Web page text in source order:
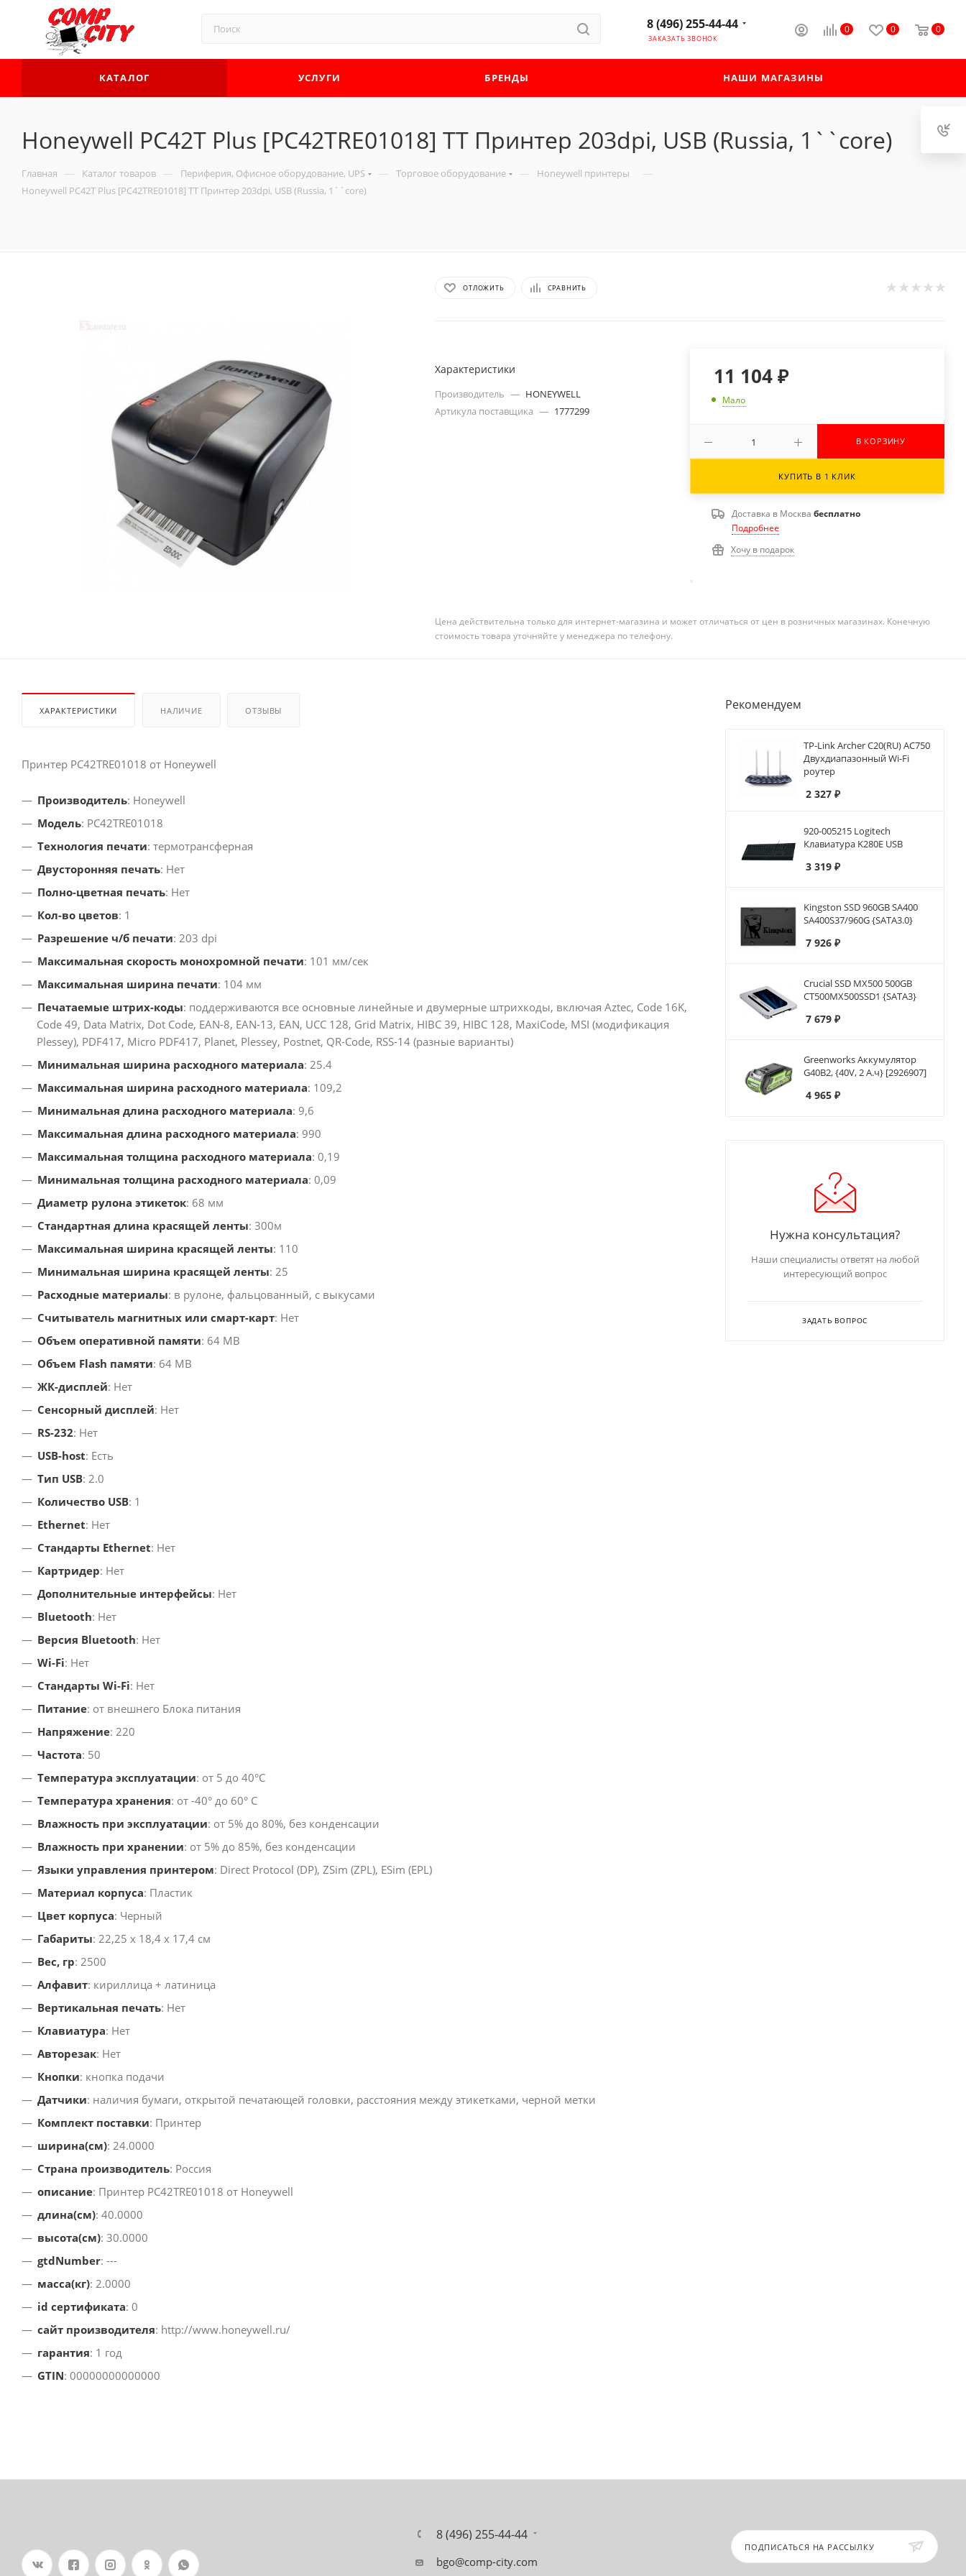
0 0 0
8 (496) 255-44-44
ЗАКАЗАТЬ ЗВОНОК
КАТАЛОГ УСЛУГИ БРЕНДЫ НАШИ МАГАЗИНЫ
Honeywell PC42T Plus [PC42TRE01018] TT Принтер 203dpi, USB (Russia, 1``core)
Главная — Каталог товаров — Периферия, Офисное оборудование, UPS — Торговое оборудование — Honeywell принтеры —
Honeywell PC42T Plus [PC42TRE01018] TT Принтер 203dpi, USB (Russia, 1``core)
ОТЛОЖИТЬ СРАВНИТЬ
Характеристики
Производитель — HONEYWELL
Артикула поставщика — 1777299
11 104₽
Мало
В КОРЗИНУ
КУПИТЬ В 1 КЛИК
Доставка в Москва бесплатно
Подробнее
Хочу в подарок
Цена действительна только для интернет-магазина и может отличаться от цен в розничных магазинах. Конечную
стоимость товара уточняйте у менеджера по телефону.
ХАРАКТЕРИСТИКИ НАЛИЧИЕ ОТЗЫВЫ
Принтер PC42TRE01018 от Honeywell
Производитель: Honeywell
Модель: PC42TRE01018
Технология печати: термотрансферная
Двусторонняя печать: Нет
Полно-цветная печать: Нет
Кол-во цветов: 1
Разрешение ч/б печати: 203 dpi
Максимальная скорость монохромной печати: 101 мм/сек
Максимальная ширина печати: 104 мм
Печатаемые штрих-коды: поддерживаются все основные линейные и двумерные штрихкоды, включая Aztec, Code 16K,
Code 49, Data Matrix, Dot Code, EAN-8, EAN-13, EAN, UCC 128, Grid Matrix, HIBC 39, HIBC 128, MaxiCode, MSI (модификация
Plessey), PDF417, Micro PDF417, Planet, Plessey, Postnet, QR-Code, RSS-14 (разные варианты)
Минимальная ширина расходного материала: 25.4
Максимальная ширина расходного материала: 109,2
Минимальная длина расходного материала: 9,6
Максимальная длина расходного материала: 990
Максимальная толщина расходного материала: 0,19
Минимальная толщина расходного материала: 0,09
Диаметр рулона этикеток: 68 мм
Стандартная длина красящей ленты: 300м
Максимальная ширина красящей ленты: 110
Минимальная ширина красящей ленты: 25
Расходные материалы: в рулоне, фальцованный, с выкусами
Считыватель магнитных или смарт-карт: Нет
Объем оперативной памяти: 64 MB
Объем Flash памяти: 64 MB
ЖК-дисплей: Нет
Сенсорный дисплей: Нет
RS-232: Нет
USB-host: Есть
Тип USB: 2.0
Количество USB: 1
Ethernet: Нет
Стандарты Ethernet: Нет
Картридер: Нет
Дополнительные интерфейсы: Нет
Bluetooth: Нет
Версия Bluetooth: Нет
Wi-Fi: Нет
Стандарты Wi-Fi: Нет
Питание: от внешнего Блока питания
Напряжение: 220
Частота: 50
Температура эксплуатации: от 5 до 40°C
Температура хранения: от -40° до 60° С
Влажность при эксплуатации: от 5% до 80%, без конденсации
Влажность при хранении: от 5% до 85%, без конденсации
Языки управления принтером: Direct Protocol (DP), ZSim (ZPL), ESim (EPL)
Материал корпуса: Пластик
Цвет корпуса: Черный
Габариты: 22,25 х 18,4 х 17,4 см
Вес, гр: 2500
Алфавит: кириллица + латиница
Вертикальная печать: Нет
Клавиатура: Нет
Авторезак: Нет
Кнопки: кнопка подачи
Датчики: наличия бумаги, открытой печатающей головки, расстояния между этикетками, черной метки
Комплект поставки: Принтер
ширина(см): 24.0000
Страна производитель: Россия
описание: Принтер PC42TRE01018 от Honeywell
длина(см): 40.0000
высота(см): 30.0000
gtdNumber: ---
масса(кг): 2.0000
id сертификата: 0
сайт производителя: http://www.honeywell.ru/
гарантия: 1 год
GTIN: 00000000000000
Рекомендуем
TP-Link Archer C20(RU) AC750
Двухдиапазонный Wi-Fi
роутер
2 327 ₽
920-005215 Logitech
Клавиатура K280E USB
3 319 ₽
Kingston SSD 960GB SA400
SA400S37/960G {SATA3.0}
7 926 ₽
Crucial SSD MX500 500GB
CT500MX500SSD1 {SATA3}
7 679 ₽
Greenworks Аккумулятор
G40B2, {40V, 2 А.ч} [2926907]
4 965 ₽
Нужна консультация?
Наши специалисты ответят на любой
интересующий вопрос
ЗАДАТЬ ВОПРОС
8 (496) 255-44-44
bgo@comp-city.com
ПОДПИСАТЬСЯ НА РАССЫЛКУ